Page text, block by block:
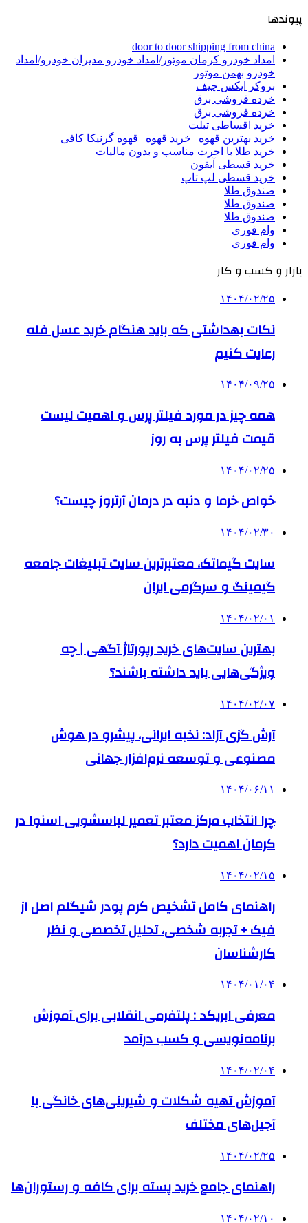
پیوندها
door to door shipping from china
امداد خودرو کرمان موتور/امداد خودرو مدیران خودرو/امداد
خودرو بهمن موتور
بروکر ایکس چیف
خرده فروشی برق
خرده فروشی برق
خرید اقساطی تبلت
خرید بهترین قهوه | خرید قهوه | قهوه گرنیکا کافی
خرید طلا با اجرت مناسب و بدون مالیات
خرید قسطی آیفون
خرید قسطی لپ تاپ
صندوق طلا
صندوق طلا
صندوق طلا
وام فوری
وام فوری
بازار و کسب و کار
۱۴۰۴/۰۲/۲۵
نکات بهداشتی که باید هنگام خرید عسل فله
رعایت کنیم
۱۴۰۴/۰۹/۲۵
همه چیز در مورد فیلتر پرس و اهمیت لیست
قیمت فیلتر پرس به روز
۱۴۰۴/۰۲/۲۵
خواص خرما و دنبه در درمان آرتروز چیست؟
۱۴۰۴/۰۲/۳۰
سایت گیماتک، معتبرترین سایت تبلیغات جامعه
گیمینگ و سرگرمی ایران
۱۴۰۴/۰۲/۰۱
بهترین سایت‌های خرید رپورتاژ آگهی | چه
ویژگی‌هایی باید داشته باشند؟
۱۴۰۴/۰۲/۰۷
آرش گزی آزاد: نخبه ایرانی، پیشرو در هوش
مصنوعی و توسعه نرم‌افزار جهانی
۱۴۰۴/۰۶/۱۱
چرا انتخاب مرکز معتبر تعمیر لباسشویی اسنوا در
کرمان اهمیت دارد؟
۱۴۰۴/۰۲/۱۵
راهنمای کامل تشخیص کرم پودر شیگلم اصل از
فیک + تجربه شخصی، تحلیل تخصصی و نظر
کارشناسان
۱۴۰۴/۰۱/۰۴
معرفی ابریکد : پلتفرمی انقلابی برای آموزش
برنامه‌نویسی و کسب درآمد
۱۴۰۴/۰۲/۰۴
آموزش تهیه شکلات و شیرینی‌های خانگی با
آجیل‌های مختلف
۱۴۰۴/۰۲/۲۵
راهنمای جامع خرید پسته برای کافه و رستوران‌ها
۱۴۰۴/۰۲/۱۰